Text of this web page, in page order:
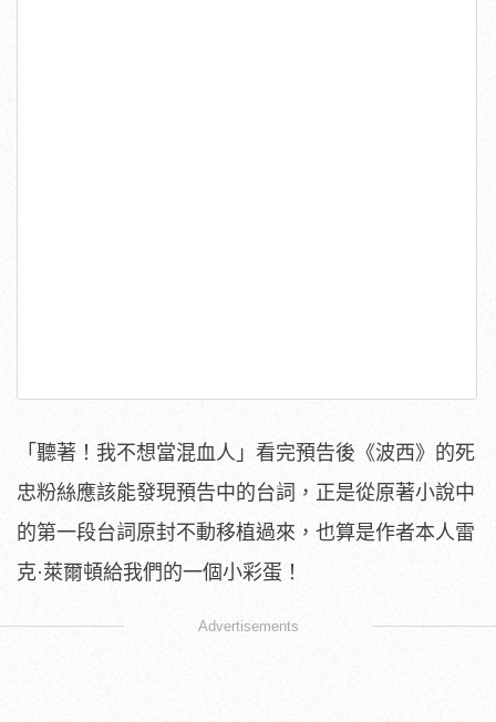
「聽著！我不想當混血人」看完預告後《波西》的死
忠粉絲應該能發現預告中的台詞，正是從原著小說中
的第一段台詞原封不動移植過來，也算是作者本人雷
克·萊爾頓給我們的一個小彩蛋！
Advertisements